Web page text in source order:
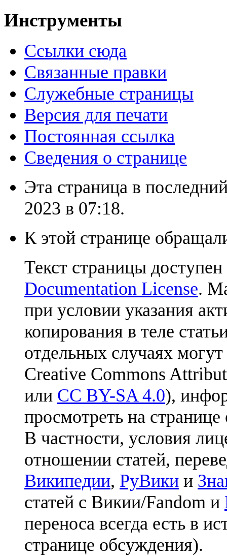
Инструменты
Ссылки сюда
Связанные правки
Служебные страницы
Версия для печати
Постоянная ссылка
Сведения о странице
Эта страница в
2023 в 07:18.
К этой странице
Текст страницы
Documentation License.
при условии указания
копирования в теле
отдельных случаях
Creative Commons
или CC BY-SA 4.0),
просмотреть на
В частности, условия
отношении статей,
Википедии, РуВики и
статей с Викии/Fandom и
переноса всегда есть в
странице обсуждения).